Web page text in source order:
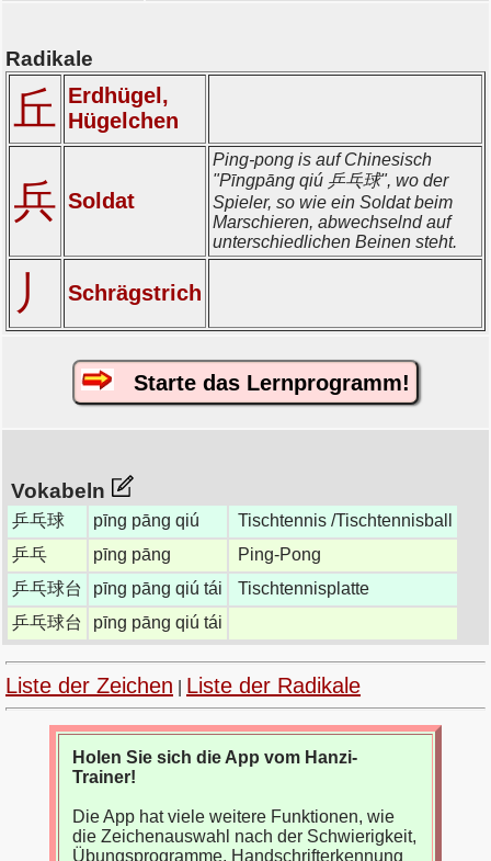
Radikale
丘
Erdhügel,
Hügelchen
兵 Soldat
Ping-pong is auf Chinesisch
"Pīngpāng qiú 乒乓球", wo der
Spieler, so wie ein Soldat beim
Marschieren, abwechselnd auf
unterschiedlichen Beinen steht.
丿 Schrägstrich
Starte das Lernprogramm!
Vokabeln
乒乓球 pīng pāng qiú
Tischtennis /Tischtennisball
乒乓
pīng pāng
Ping-Pong
乒乓球台
pīng pāng qiú tái
Tischtennisplatte
乒乓球台
pīng pāng qiú tái
Liste der Zeichen Liste der Radikale
Holen Sie sich die App vom Hanzi-
Trainer!
Die App hat viele weitere Funktionen, wie
die Zeichenauswahl nach der Schwierigkeit,
Übungsprogramme, Handschrifterkennung